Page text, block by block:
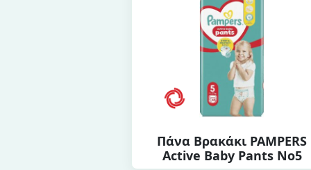
Πάνα Βρακάκι PAMPERS
Active Baby Pants No5